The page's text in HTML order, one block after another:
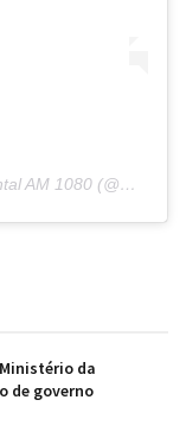
Uma publicação partilhada por Monumental AM 1080 (@monumentalam1080)
da
de governo